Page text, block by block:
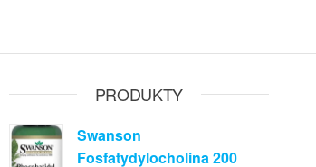
PRODUKTY
Swanson
Fosfatydylocholina 200